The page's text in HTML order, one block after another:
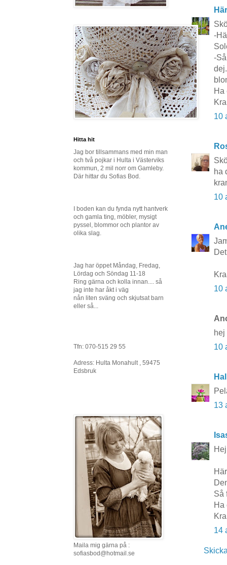
-
-
Ha
10
ha
10
10
hej
10
13
Så
Ha
14
Hitta hit
Jag bor tillsammans med min man
och två pojkar i Hulta i Västerviks
kommun, 2 mil norr om Gamleby.
Där hittar du Sofias Bod.
I boden kan du fynda nytt hantverk
och gamla ting, möbler, mysigt
pyssel, blommor och plantor av
olika slag.
Jag har öppet Måndag, Fredag,
Lördag och Söndag 11-18
Ring gärna och kolla innan.... så
jag inte har åkt i väg
nån liten sväng och skjutsat barn
eller så...
Tfn: 070-515 29 55
Adress: Hulta Monahult , 59475
Edsbruk
Maila mig gärna på :
sofiasbod@hotmail.se